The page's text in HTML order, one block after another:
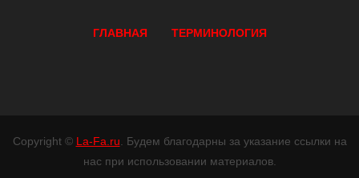
ГЛАВНАЯ ТЕРМИНОЛОГИЯ
Copyright © La-Fa.ru . Будем благодарны за указание ссылки на
нас при использовании материалов.